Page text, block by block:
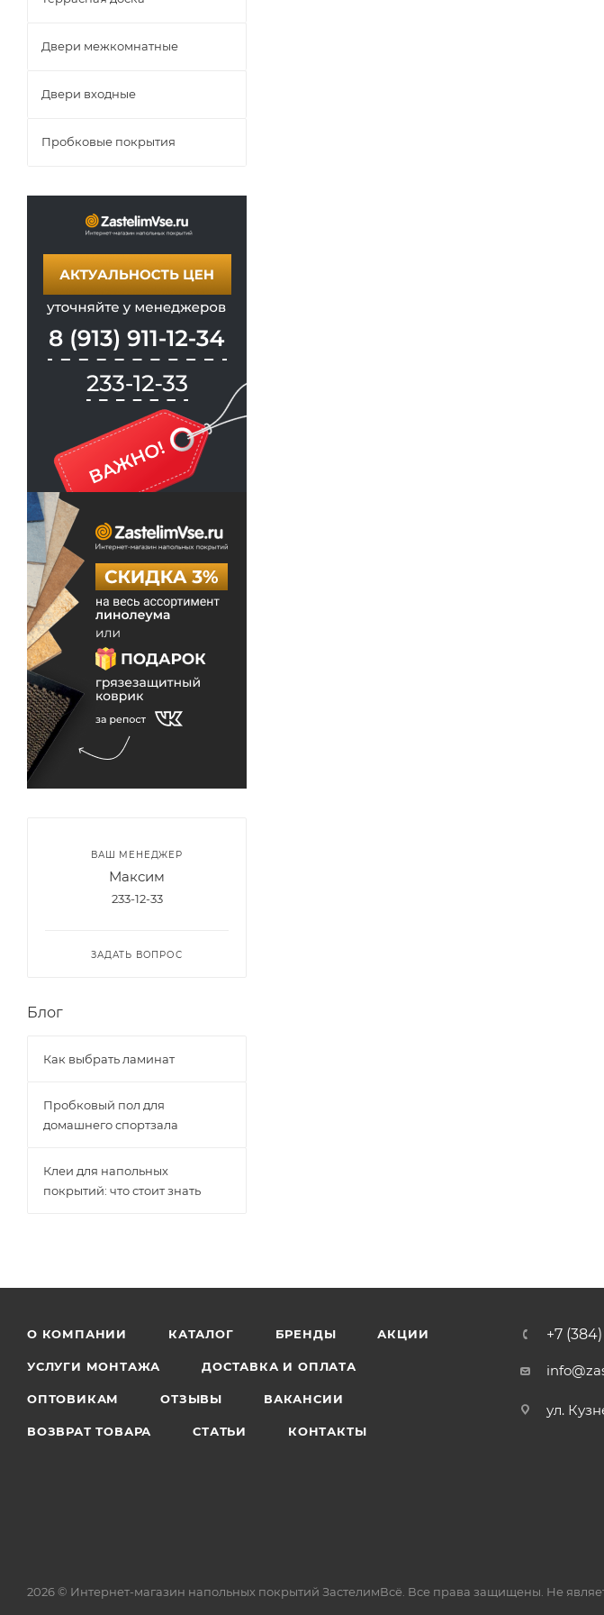
Двери межкомнатные
Двери входные
Пробковые покрытия
ВАШ МЕНЕДЖЕР
Максим
233-12-33
ЗАДАТЬ ВОПРОС
Блог
Как выбрать ламинат
Пробковый пол для
домашнего спортзала
Клеи для напольных
покрытий: что стоит знать
О КОМПАНИИ КАТАЛОГ БРЕНДЫ АКЦИИ
УСЛУГИ МОНТАЖА ДОСТАВКА И ОПЛАТА
ОПТОВИКАМ ОТЗЫВЫ ВАКАНСИИ
ВОЗВРАТ ТОВАРА СТАТЬИ КОНТАКТЫ
+7
ул.
2026 © Интернет-магазин напольных покрытий ЗастелимВсё. Все права защищены. Не